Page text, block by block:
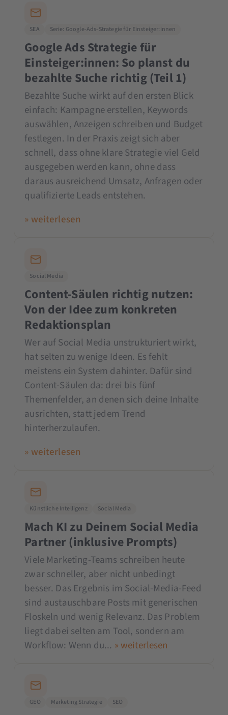
SEA Serie: Google-Ads-Strategie für Einsteiger:innen
Google Ads Strategie für
Einsteiger:innen: So planst du
bezahlte Suche richtig (Teil 1)
Bezahlte Suche wirkt auf den ersten Blick
einfach: Kampagne erstellen, Keywords
auswählen, Anzeigen schreiben und Budget
festlegen. In der Praxis zeigt sich aber
schnell, dass ohne klare Strategie viel Geld
ausgegeben werden kann, ohne dass
daraus ausreichend Umsatz, Anfragen oder
qualifizierte Leads entstehen.
» weiterlesen
Social Media
Content-Säulen richtig nutzen:
Von der Idee zum konkreten
Redaktionsplan
Wer auf Social Media unstrukturiert wirkt,
hat selten zu wenige Ideen. Es fehlt
meistens ein System dahinter. Dafür sind
Content-Säulen da: drei bis fünf
Themenfelder, an denen sich deine Inhalte
ausrichten, statt jedem Trend
hinterherzulaufen.
» weiterlesen
Künstliche Intelligenz Social Media
Mach KI zu Deinem Social Media
Partner (inklusive Prompts)
Viele Marketing-Teams schreiben heute
zwar schneller, aber nicht unbedingt
besser. Das Ergebnis im Social-Media-Feed
sind austauschbare Posts mit generischen
Floskeln und wenig Relevanz. Das Problem
liegt dabei selten am Tool, sondern am
Workflow: Wenn du... » weiterlesen
GEO Marketing Strategie SEO